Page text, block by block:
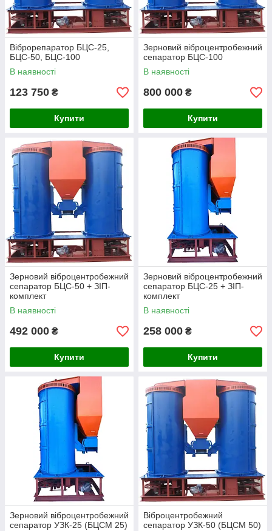
Віброрепаратор БЦС-25,
БЦС-50, БЦС-100
В наявності
123 750 ₴
Купити
Зерновий віброцентробежний
сепаратор БЦС-100
В наявності
800 000 ₴
Купити
Зерновий віброцентробежний
сепаратор БЦС-50 + ЗІП-
комплект
В наявності
492 000 ₴
Купити
Зерновий віброцентробежний
сепаратор БЦС-25 + ЗІП-
комплект
В наявності
258 000 ₴
Купити
Зерновий віброцентробежний
сепаратор УЗК-25 (БЦСМ 25)
Віброцентробежний
сепаратор УЗК-50 (БЦСМ 50)